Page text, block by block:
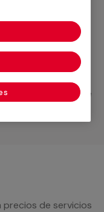
medida
Cuéntanos que
precios de servicios